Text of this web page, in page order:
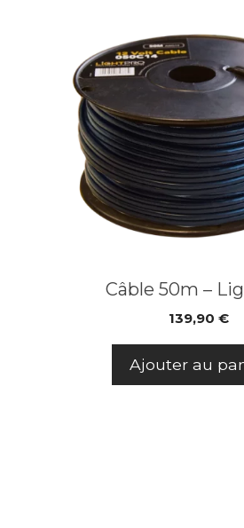
Câble 50m –
139,90 €
Ajouter au